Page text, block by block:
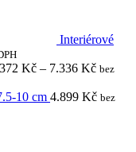
Interiérové
Kč – 7.336 Kč bez
10 cm 4.899 Kč bez